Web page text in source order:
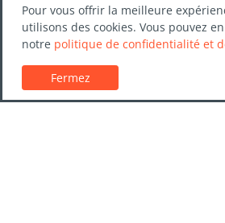
Pour vous offrir la meilleure
utilisons des cookies. Vous pouvez
notre politique de confidentialité et
Fermez